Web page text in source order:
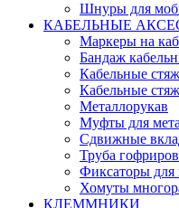
Шнуры для
КАБЕЛЬНЫЕ
Маркеры на
Бандаж
Кабельные
Кабельные
Металлорукав
Муфты для
Сдвижные
Труба
Фиксаторы для
Хомуты
КЛЕММНИКИ